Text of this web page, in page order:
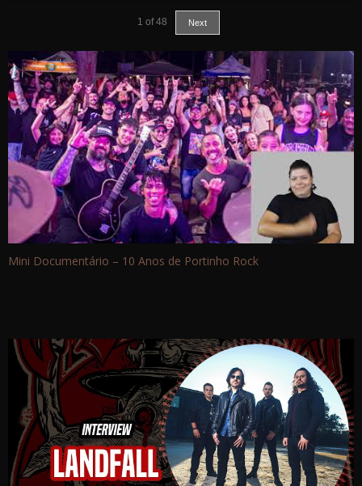
1 of 48 Next
Mini Documentário – 10 Anos de Portinho Rock